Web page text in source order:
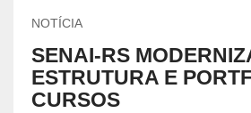
NOTÍCIA
SENAI-RS
ESTRUTURA E
CURSOS